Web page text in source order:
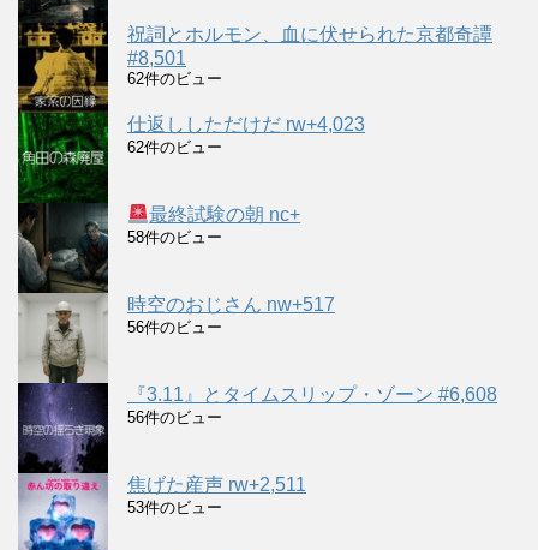
祝詞とホルモン、血に伏せられた京都奇譚
#8,501
62件のビュー
仕返ししただけだ rw+4,023
62件のビュー
最終試験の朝 nc+
58件のビュー
時空のおじさん nw+517
56件のビュー
『3.11』とタイムスリップ・ゾーン #6,608
56件のビュー
焦げた産声 rw+2,511
53件のビュー